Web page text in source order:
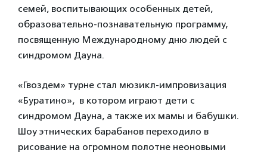
семей, воспитывающих особенных детей,
образовательно-познавательную программу,
посвященную Международному дню людей с
синдромом Дауна.
«Гвоздем» турне стал мюзикл-импровизация
«Буратино», в котором играют дети с
синдромом Дауна, а также их мамы и бабушки.
Шоу этнических барабанов переходило в
рисование на огромном полотне неоновыми